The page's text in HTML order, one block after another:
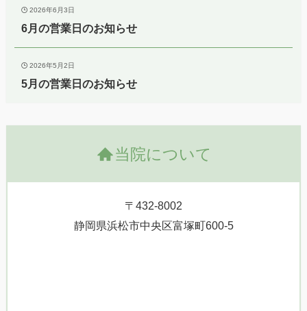
2026年6月3日
6月の営業日のお知らせ
2026年5月2日
5月の営業日のお知らせ
当院について
〒432-8002
静岡県浜松市中央区富塚町600-5